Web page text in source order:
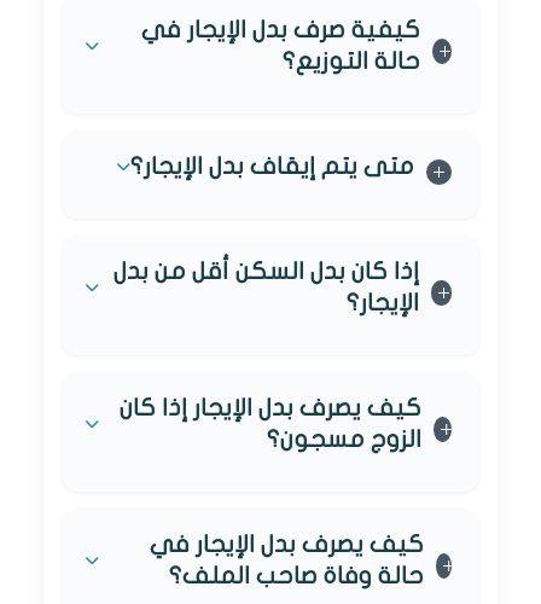
كيفية صرف بدل الإيجار في
حالة التوزيع؟
متى يتم إيقاف بدل الإيجار؟
إذا كان بدل السكن أقل من بدل
الإيجار؟
كيف يصرف بدل الإيجار إذا كان
الزوج مسجون؟
كيف يصرف بدل الإيجار في
حالة وفاة صاحب الملف؟